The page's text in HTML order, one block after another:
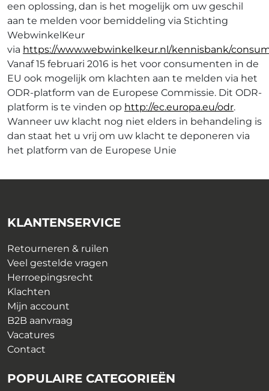
een oplossing, dan is het mogelijk om uw geschil
aan te melden voor bemiddeling via Stichting
WebwinkelKeur
via https://www.webwinkelkeur.nl/kennisbank/
Vanaf 15 februari 2016 is het voor consumenten in de
EU ook mogelijk om klachten aan te melden via het
ODR-platform van de Europese Commissie. Dit ODR-
platform is te vinden op http://ec.europa.eu/odr.
Wanneer uw klacht nog niet elders in behandeling is
dan staat het u vrij om uw klacht te deponeren via
het platform van de Europese Unie
KLANTENSERVICE
Retourneren & ruilen
Veel gestelde vragen
Herroepingsrecht
Klachten
Mijn account
B2B aanvraag
Vacatures
Contact
POPULAIRE CATEGORIEËN